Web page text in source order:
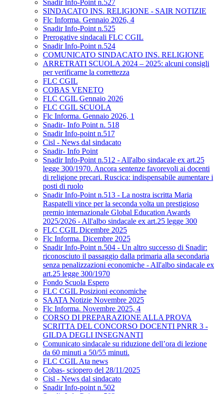
Snadir Info-Point n.527
SINDACATO INS. RELIGIONE - SAIR NOTIZIE
Flc Informa. Gennaio 2026, 4
Snadir Info-Point n.525
Prerogative sindacali FLC CGIL
Snadir Info-Point n.524
COMUNICATO SINDACATO INS. RELIGIONE
ARRETRATI SCUOLA 2024 – 2025: alcuni consigli
per verificarne la correttezza
FLC CGIL
COBAS VENETO
FLC CGIL Gennaio 2026
FLC CGIL SCUOLA
Flc Informa. Gennaio 2026, 1
Snadir- Info Point n. 518
Snadir Info-point n.517
Cisl - News dal sindacato
Snadir- Info Point
Snadir Info-Point n.512 - All'albo sindacale ex art.25
legge 300/1970. Ancora sentenze favorevoli ai docenti
di religione precari. Ruscica: indispensabile aumentare i
posti di ruolo
Snadir Info-Point n.513 - La nostra iscritta Maria
Raspatelli vince per la seconda volta un prestigioso
premio internazionale Global Education Awards
2025/2026 - All'albo sindacale ex art.25 legge 300
FLC CGIL Dicembre 2025
Flc Informa. Dicembre 2025
Snadir Info-Point n.504 - Un altro successo di Snadir:
riconosciuto il passaggio dalla primaria alla secondaria
senza penalizzazioni economiche - All'albo sindacale ex
art.25 legge 300/1970
Fondo Scuola Espero
FLC CGIL Posizioni economiche
SAATA Notizie Novembre 2025
Flc Informa. Novembre 2025, 4
CORSO DI PREPARAZIONE ALLA PROVA
SCRITTA DEL CONCORSO DOCENTI PNRR 3 -
GILDA DEGLI INSEGNANTI
Comunicato sindacale su riduzione dell’ora di lezione
da 60 minuti a 50/55 minuti.
FLC CGIL Ata news
Cobas- sciopero del 28/11/2025
Cisl - News dal sindacato
Snadir Info-point n.502